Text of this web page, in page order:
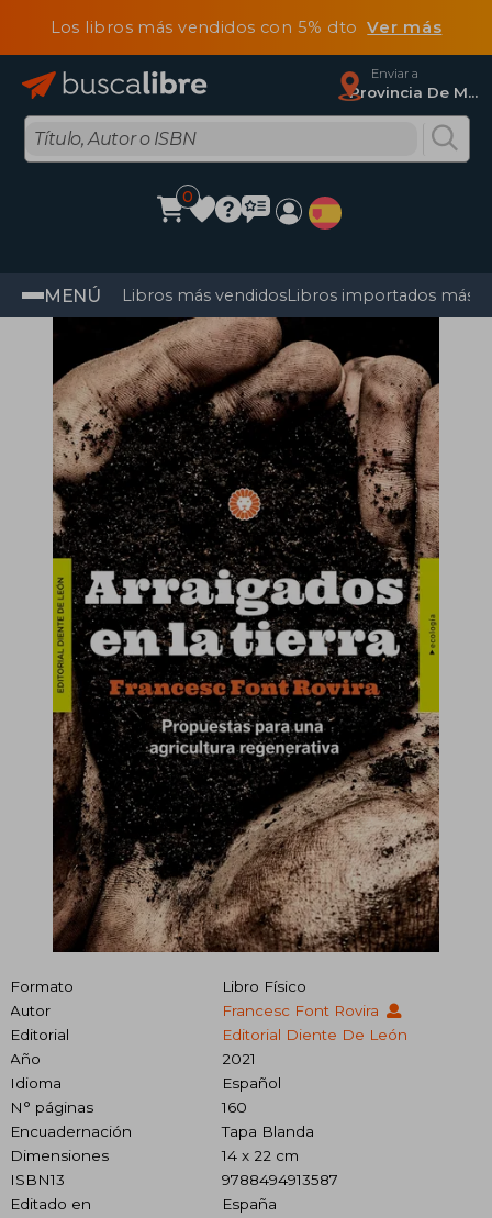
Los libros más vendidos con 5% dtoVer más
Enviar a
Provincia De Madrid
0
MENÚ Libros más vendidosLibros importados más
Formato
Libro Físico
Autor
Francesc Font Rovira
Editorial
Editorial Diente De León
Año
2021
Idioma
Español
N° páginas
160
Encuadernación
Tapa Blanda
Dimensiones
14 x 22 cm
ISBN13
9788494913587
Editado en
España